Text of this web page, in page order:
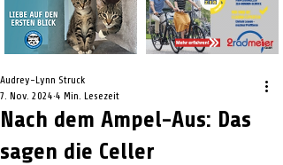
Nach dem Ampel-Aus: Das
sagen die Celler
Audrey-Lynn Struck
7. Nov. 2024 4 Min. Lesezeit